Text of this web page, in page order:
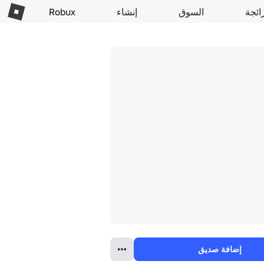
السوق إنشاء Robux
إضافة صديق